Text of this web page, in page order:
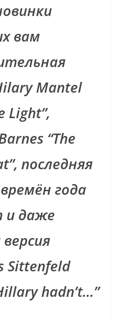
вам
Mantel
Light”,
“The
последняя
года
и даже
Sittenfeld
hadn’t…”